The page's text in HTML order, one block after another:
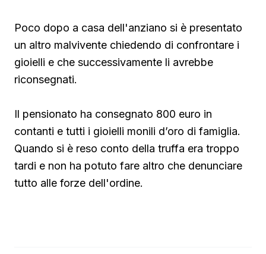
Poco dopo a casa dell'anziano si è presentato
un altro malvivente chiedendo di confrontare i
gioielli e che successivamente li avrebbe
riconsegnati.
Il pensionato ha consegnato 800 euro in
contanti e tutti i gioielli monili d’oro di famiglia.
Quando si è reso conto della truffa era troppo
tardi e non ha potuto fare altro che denunciare
tutto alle forze dell'ordine.